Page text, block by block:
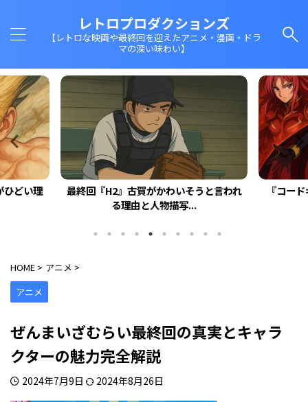
レトロプロダクションズ
【レトロな映画や最終回を迎えたアニメ・漫画・ドラ
マの深い味わい】
ひどい理
最終回『H2』古賀がかわいそうと言われ
る理由と人物描写...
『コー
HOME > アニメ >
アニメ
ぜんまいざむらい最終回の真実とキャラ
クターの魅力完全解説
2024年7月9日 2024年8月26日